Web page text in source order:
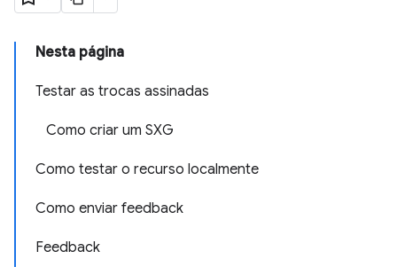
Nesta página
Testar as trocas assinadas
Como criar um SXG
Como testar o recurso localmente
Como enviar feedback
Feedback